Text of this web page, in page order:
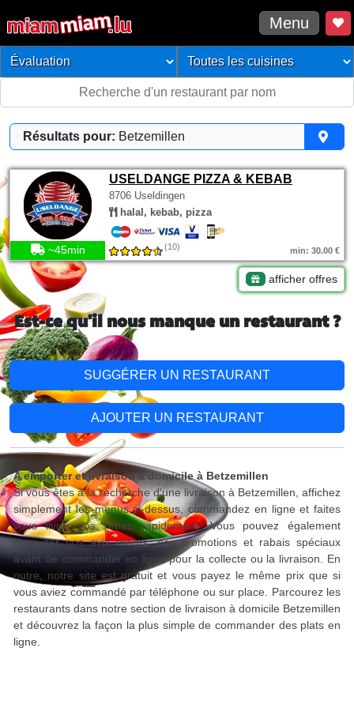
Menu
Résultats pour: Betzemillen
USELDANGE PIZZA & KEBAB
8706 Useldingen
halal, kebab, pizza
~45min (10) min: 30.00 €
afficher offres
Est-ce qu'il nous manque un restaurant ?
SUGGÉRER UN RESTAURANT
AJOUTER UN RESTAURANT
A emporter et livraison à domicile à Betzemillen
Si vous êtes à la recherche d'une livraison à Betzemillen, affichez
simplement les menus ci-dessus, commandez en ligne et faites
vous livrer vos repas rapidement. Vous pouvez également
consulter nos avis clients, nos promotions et rabais spéciaux
avant de commander en ligne pour la collecte ou la livraison. En
outre, notre site est gratuit et vous payez le même prix que si
vous aviez commandé par téléphone ou sur place. Parcourez les
restaurants dans notre section de livraison à domicile Betzemillen
et découvrez la façon la plus simple de commander des plats en
ligne.